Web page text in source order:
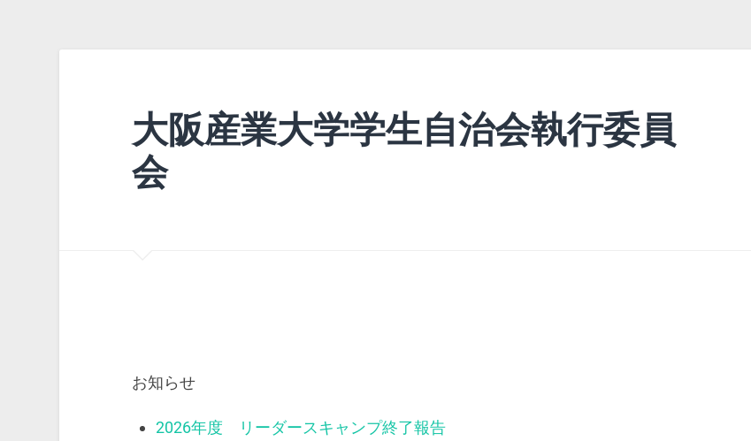
大阪産業大学学生自治会執行委員
会
お知らせ
2026年度 リーダースキャンプ終了報告